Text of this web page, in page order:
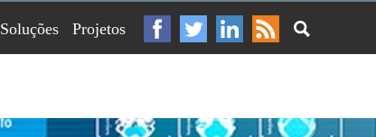
Soluções Projetos